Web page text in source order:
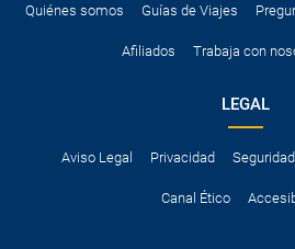
Quiénes somos Guías de Viajes
Afiliados Trabaja con
LEGAL
Aviso Legal Privacidad Seguridad
Canal Ético